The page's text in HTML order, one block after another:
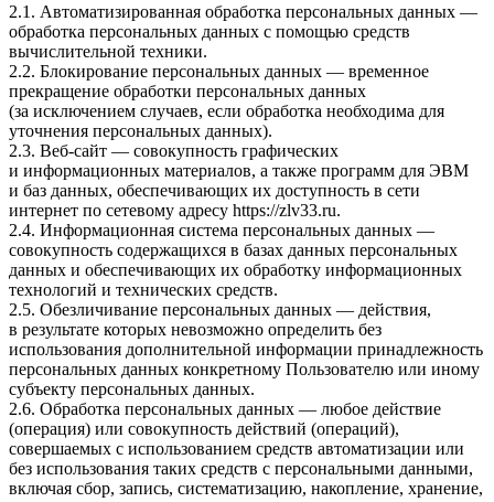
2.1. Автоматизированная обработка персональных данных —
обработка персональных данных с помощью средств
вычислительной техники.
2.2. Блокирование персональных данных — временное
прекращение обработки персональных данных
(за исключением случаев, если обработка необходима для
уточнения персональных данных).
2.3. Веб-сайт — совокупность графических
и информационных материалов, а также программ для ЭВМ
и баз данных, обеспечивающих их доступность в сети
интернет по сетевому адресу https://zlv33.ru.
2.4. Информационная система персональных данных —
совокупность содержащихся в базах данных персональных
данных и обеспечивающих их обработку информационных
технологий и технических средств.
2.5. Обезличивание персональных данных — действия,
в результате которых невозможно определить без
использования дополнительной информации принадлежность
персональных данных конкретному Пользователю или иному
субъекту персональных данных.
2.6. Обработка персональных данных — любое действие
(операция) или совокупность действий (операций),
совершаемых с использованием средств автоматизации или
без использования таких средств с персональными данными,
включая сбор, запись, систематизацию, накопление, хранение,